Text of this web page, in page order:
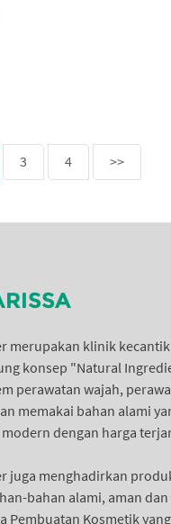
3 4 >>
merupakan klinik
konsep "Natural
perawatan wajah,
memakai bahan alami
dengan harga
juga menghadirkan
bahan alami, aman
Pembuatan Kosmetik